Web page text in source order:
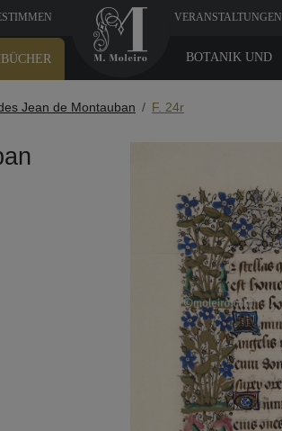
VERANSTALTUNGEN
BOTANIK UND
Jean de Montauban F. 24r